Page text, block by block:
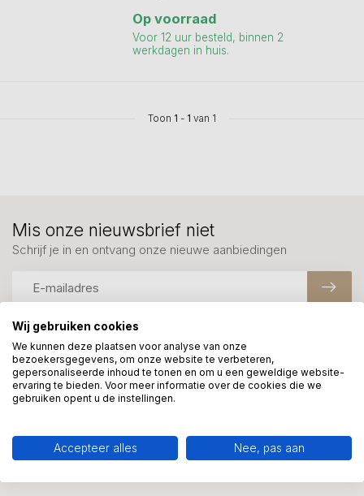
Op voorraad
Voor 12 uur besteld, binnen 2
werkdagen in huis.
Toon 1 - 1 van 1
Meer informatie?
We helpen graag met uw keuze of geven advies, bel of app
ons 7 dagen per week: 06-23643267
Mis onze nieuwsbrief niet
Schrijf je in en ontvang onze nieuwe aanbiedingen
Wij gebruiken cookies
We kunnen deze plaatsen voor analyse van onze
bezoekersgegevens, om onze website te verbeteren,
gepersonaliseerde inhoud te tonen en om u een geweldige website-
ervaring te bieden. Voor meer informatie over de cookies die we
gebruiken opent u de instellingen.
Accepteer alles Nee, pas aan